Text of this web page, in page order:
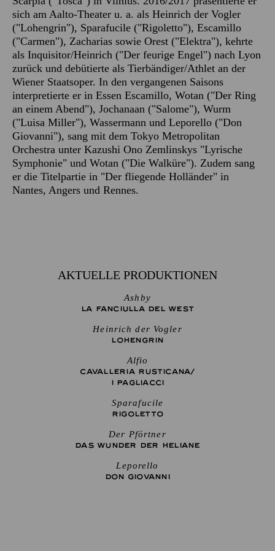
sich am Aalto-Theater u. a. als Heinrich der Vogler
("Lohengrin"), Sparafucile ("Rigoletto"), Escamillo
("Carmen"), Zacharias sowie Orest ("Elektra"), kehrte
als Inquisitor/Heinrich ("Der feurige Engel") nach Lyon
zurück und debütierte als Tierbändiger/Athlet an der
Wiener Staatsoper. In den vergangenen Saisons
interpretierte er in Essen Escamillo, Wotan ("Der Ring
an einem Abend"), Jochanaan ("Salome"), Wurm
("Luisa Miller"), Wassermann und Leporello ("Don
Giovanni"), sang mit dem Tokyo Metropolitan
Orchestra unter Kazushi Ono Zemlinskys "Lyrische
Symphonie" und Wotan ("Die Walküre"). Zudem sang
er die Titelpartie in "Der fliegende Holländer" in
Nantes, Angers und Rennes.
AKTUELLE PRODUKTIONEN
Ashby
LA FANCIULLA DEL WEST
Heinrich der Vogler
LOHENGRIN
Alfio
CAVALLERIA RUSTICANA/
I PAGLIACCI
Sparafucile
RIGO­LETTO
Der Pförtner
DAS WUNDER DER HELIANE
Leporello
DON GIO­VANNI